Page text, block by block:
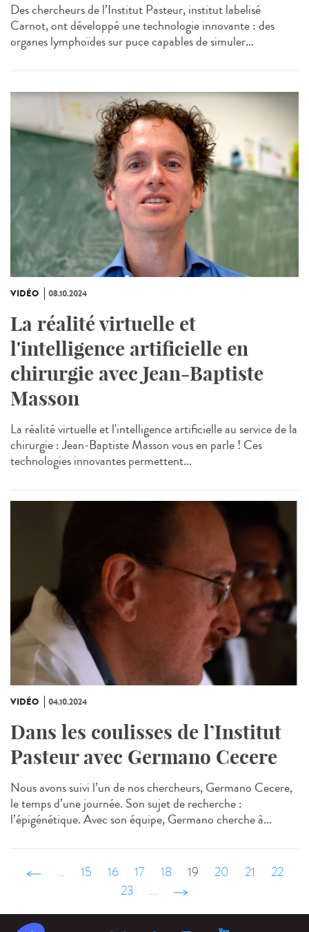
Des chercheurs de l’Institut Pasteur, institut labelisé
Carnot, ont développé une technologie innovante : des
organes lymphoïdes sur puce capables de simuler...
VIDÉO 08.10.2024
La réalité virtuelle et
l'intelligence artificielle en
chirurgie avec Jean-Baptiste
Masson
La réalité virtuelle et l'intelligence artificielle au service de la
chirurgie : Jean-Baptiste Masson vous en parle ! Ces
technologies innovantes permettent...
VIDÉO 04.10.2024
Dans les coulisses de l’Institut
Pasteur avec Germano Cecere
Nous avons suivi l’un de nos chercheurs, Germano Cecere,
le temps d’une journée. Son sujet de recherche :
l’épigénétique. Avec son équipe, Germano cherche à...
‹ précédent
… 15 16 17 18 19 20 21
22
23
… suivant ›